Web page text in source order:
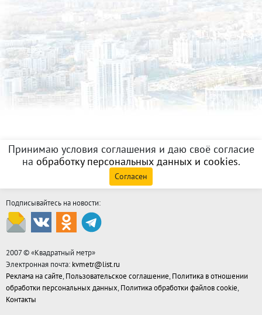
Принимаю условия соглашения и даю своё согласие
на обработку персональных данных и cookies.
Согласен
Подписывайтесь на новости:
2007 © «Квадратный метр»
Электронная почта: kvmetr@list.ru
Реклама на сайте, Пользовательское соглашение, Политика в отношении
обработки персональных данных, Политика обработки файлов cookie,
Контакты